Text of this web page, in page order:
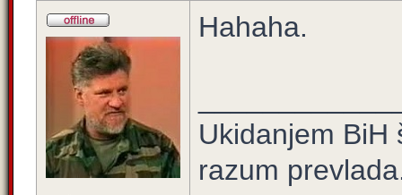
Hahaha.
Ukidanjem BiH
razum